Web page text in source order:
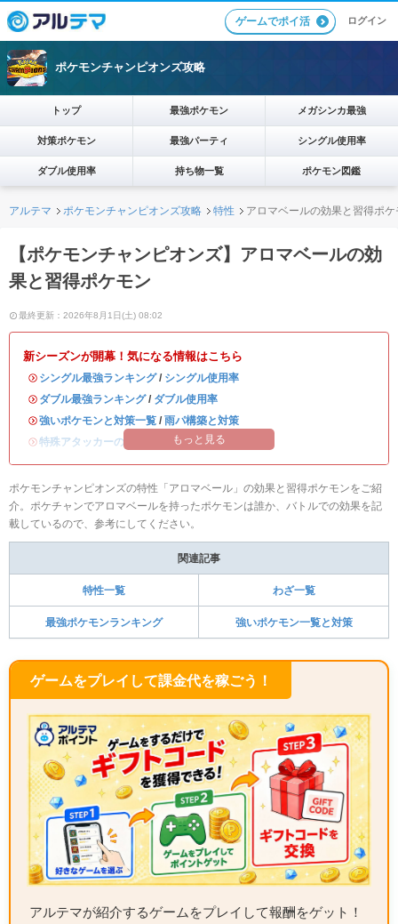
ゲームでポイ活 ログイン
ポケモンチャンピオンズ攻略
トップ 最強ポケモン メガシンカ最強
対策ポケモン 最強パーティ シングル使用率
ダブル使用率 持ち物一覧 ポケモン図鑑
アルテマ ポケモンチャンピオンズ攻略 特性 アロマベールの効果と習得ポケ
【ポケモンチャンピオンズ】アロマベールの効
果と習得ポケモン
最終更新：2026年8月1日(土) 08:02
新シーズンが開幕！気になる情報はこちら
・ シングル最強ランキング/ シングル使用率
・ ダブル最強ランキング/ ダブル使用率
・強いポケモンと対策一覧 / 雨パ構築と対策
・特殊アタッカーのおすすめランキング
もっと見る
ポケモンチャンピオンズの特性「アロマベール」の効果と習得ポケモンをご紹
介。ポケチャンでアロマベールを持ったポケモンは誰か、バトルでの効果を記
載しているので、参考にしてください。
関連記事
特性一覧 わざ一覧
最強ポケモンランキング 強いポケモン一覧と対策
ゲームをプレイして課金代を稼ごう！
アルテマが紹介するゲームをプレイして報酬をゲット！